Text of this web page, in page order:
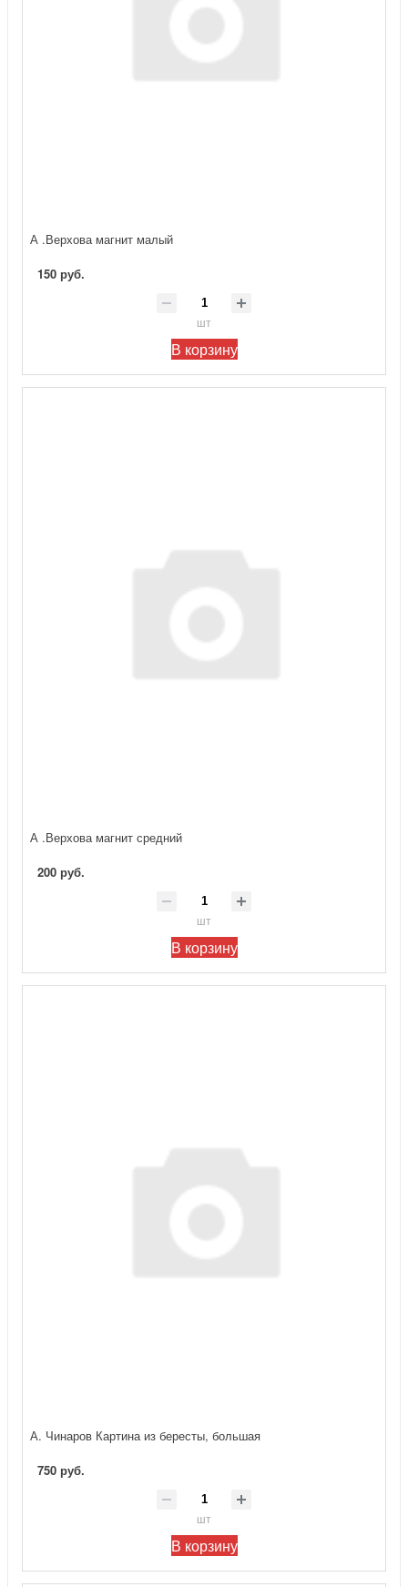
А .Верхова магнит малый
150 руб.
шт
В корзину
А .Верхова магнит средний
200 руб.
шт
В корзину
А. Чинаров Картина из бересты, большая
750 руб.
шт
В корзину